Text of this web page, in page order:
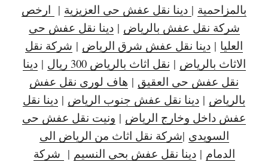
بالمزاحمية | دينا نقل عفش حي العزيزية | ارخص
شركة نقل عفش بالرياض |دينا نقل عفش حي
العليا | دينا نقل عفش شرق الرياض | شركة نقل
الاثاث بالرياض | نقل اثاث بالرياض 300 ريال |دينا
نقل عفش حي العقيق | هاف لوري نقل عفش
بالرياض | دينا نقل عفش جنوب الرياض | دينا نقل
عفش داخل وخارج الرياض | ونيت نقل عفش حي
السويدي |شركة نقل اثاث من الرياض الى
الدمام |دينا نقل عفش بحي النسيم | شركة